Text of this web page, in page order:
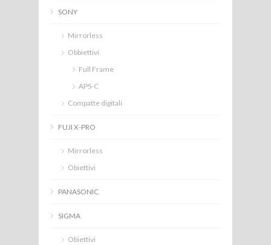
SONY
Mirrorless
Obbiettivi
Full Frame
APS-C
Compatte digitali
FUJI X-PRO
Mirrorless
Obiettivi
PANASONIC
SIGMA
Obiettivi